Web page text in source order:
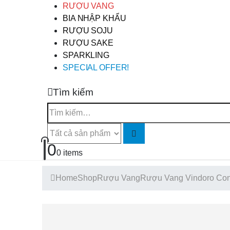
RƯỢU VANG
BIA NHẬP KHẨU
RƯỢU SOJU
RƯỢU SAKE
SPARKLING
SPECIAL OFFER!
Tìm kiếm
00 items
HomeShop Rượu Vang Rượu Vang Vindoro